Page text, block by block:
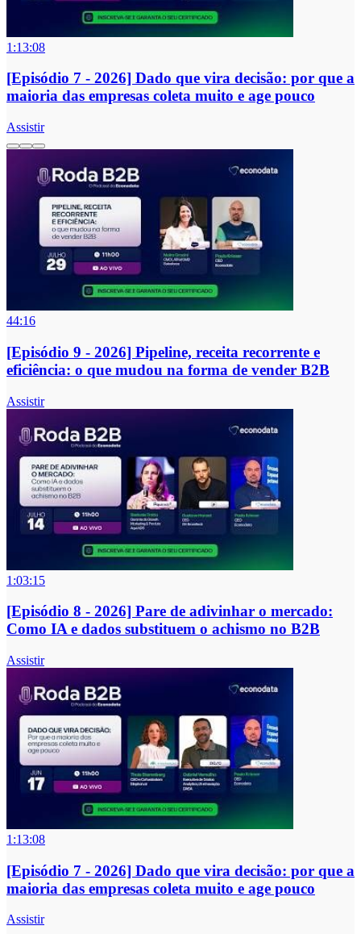
1:13:08
[Episódio 7 - 2026] Dado que vira decisão: por que a
maioria das empresas coleta muito e age pouco
Assistir
44:16
[Episódio 9 - 2026] Pipeline, receita recorrente e
eficiência: o que mudou na forma de vender B2B
Assistir
1:03:15
[Episódio 8 - 2026] Pare de adivinhar o mercado:
Como IA e dados substituem o achismo no B2B
Assistir
1:13:08
[Episódio 7 - 2026] Dado que vira decisão: por que a
maioria das empresas coleta muito e age pouco
Assistir